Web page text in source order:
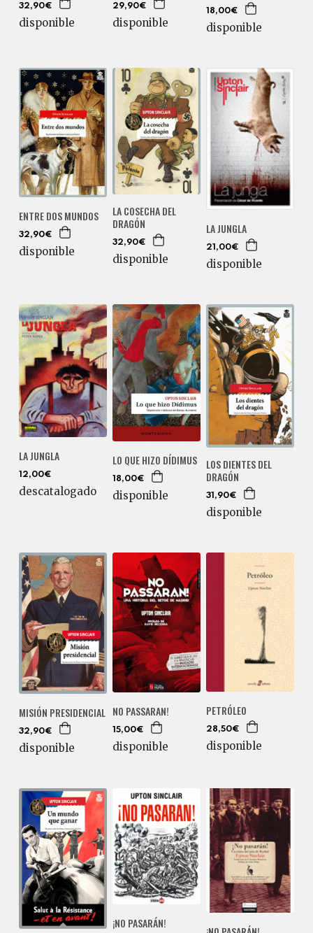
32,90€
disponible
29,90€
disponible
18,00€
disponible
ENTRE DOS MUNDOS
32,90€
disponible
LA COSECHA DEL
DRAGÓN
32,90€
disponible
LA JUNGLA
21,00€
disponible
LA JUNGLA
12,00€
descatalogado
LO QUE HIZO DÍDIMUS
18,00€
disponible
LOS DIENTES DEL
DRAGÓN
31,90€
disponible
MISIÓN PRESIDENCIAL
32,90€
disponible
NO PASSARAN!
15,00€
disponible
PETRÓLEO
28,50€
disponible
¡NO PASARÁN!